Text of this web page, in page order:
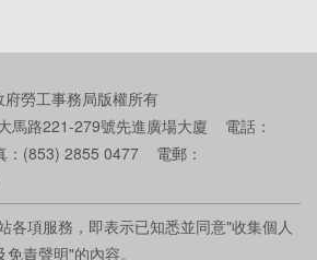
勞工事務局版權所有
馬路221-279號先進廣場大廈 電話：
(853) 2855 0477 電郵：
各項服務，即表示已知悉並同意"收集個人
責聲明"的內容。